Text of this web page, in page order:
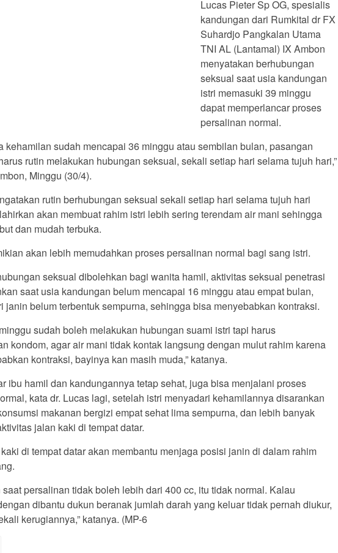
Lucas Pieter Sp OG, spesialis
kandungan dari Rumkital dr FX
Suhardjo Pangkalan Utama
TNI AL (Lantamal) IX Ambon
menyatakan berhubungan
seksual saat usia kandungan
istri memasuki 39 minggu
dapat memperlancar proses
persalinan normal.
kehamilan sudah mencapai 36 minggu atau sembilan bulan, pasangan
rutin melakukan hubungan seksual, sekali setiap hari selama tujuh hari,”
Minggu (30/4).
rutin berhubungan seksual sekali setiap hari selama tujuh hari
akan membuat rahim istri lebih sering terendam air mani sehingga
dan mudah terbuka.
akan lebih memudahkan proses persalinan normal bagi sang istri.
seksual dibolehkan bagi wanita hamil, aktivitas seksual penetrasi
saat usia kandungan belum mencapai 16 minggu atau empat bulan,
janin belum terbentuk sempurna, sehingga bisa menyebabkan kontraksi.
sudah boleh melakukan hubungan suami istri tapi harus
kondom, agar air mani tidak kontak langsung dengan mulut rahim karena
kontraksi, bayinya kan masih muda,” katanya.
ibu hamil dan kandungannya tetap sehat, juga bisa menjalani proses
kata dr. Lucas lagi, setelah istri menyadari kehamilannya disarankan
makanan bergizi empat sehat lima sempurna, dan lebih banyak
jalan kaki di tempat datar.
di tempat datar akan membantu menjaga posisi janin di dalam rahim
saat persalinan tidak boleh lebih dari 400 cc, itu tidak normal. Kalau
dibantu dukun beranak jumlah darah yang keluar tidak pernah diukur,
kerugiannya,” katanya. (MP-6